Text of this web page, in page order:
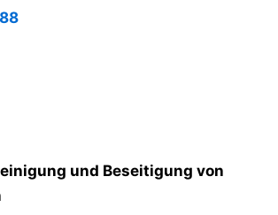
und Beseitigung von